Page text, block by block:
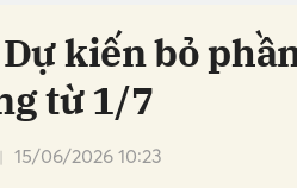
Dự kiến bỏ
từ 1/7
15/06/2026 10:23